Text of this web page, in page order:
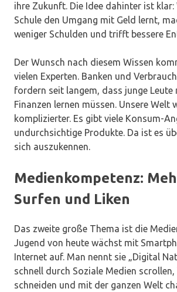
ihre Zukunft. Die Idee dahinter ist
Schule den Umgang mit Geld lernt,
weniger Schulden und trifft bessere
Der Wunsch nach diesem Wissen
vielen Experten. Banken und
fordern seit langem, dass junge Leute
Finanzen lernen müssen. Unsere Welt
komplizierter. Es gibt viele Konsum-
undurchsichtige Produkte. Da ist es
sich auszukennen.
Medienkompetenz:
Surfen und Liken
Das zweite große Thema ist die
Jugend von heute wächst mit
Internet auf. Man nennt sie „Digital
schnell durch Soziale Medien
schneiden und mit der ganzen Welt